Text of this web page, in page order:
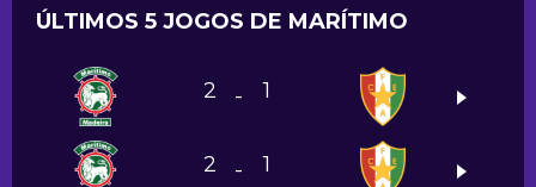
ÚLTIMOS 5 JOGOS DE MARÍTIMO
2 - 1
2 - 1